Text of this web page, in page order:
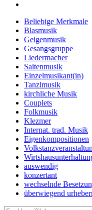
Beliebige Merkmale
Blasmusik
Geigenmusik
Gesangsgruppe
Liedermacher
Saitenmusik
Einzelmusikant(in)
Tanzlmusik
kirchliche Musik
Couplets
Folkmusik
Klezmer
Internat. trad. Musik
Eigenkompositionen
auswendig
konzertant
wechselnde
überwiegend